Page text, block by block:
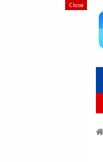
Close